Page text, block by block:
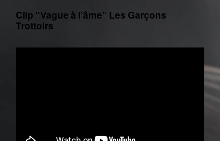
Clip “Vague à l’âme” Les Garçons
Trottoirs